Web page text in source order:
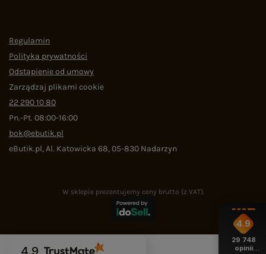
Regulamin
Polityka prywatności
Odstąpienie od umowy
Zarządzaj plikami cookie
22 290 10 80
Pn.-Pt. 08:00-16:00
bok@ebutik.pl
eButik.pl,Al. Katowicka 68,05-830 Nadarzyn
W sklepie prezentujemy ceny brutto (z VAT).
4.9
29 748
opinii